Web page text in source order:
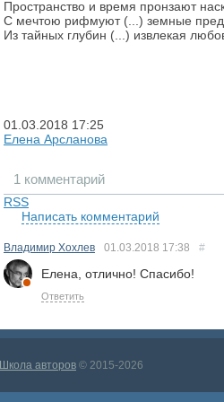
Пространство и время пронзают
С мечтою рифмуют (...) земные
Из тайных глубин (...) извлекая
01.03.2018 17:25
Елена Арсланова
1 комментарий
RSS
Написать комментарий
Владимир Хохлев 01.03.2018 17:38 #
Елена, отлично! Спасибо!
Ответить
Школа авторов © 2015-2026